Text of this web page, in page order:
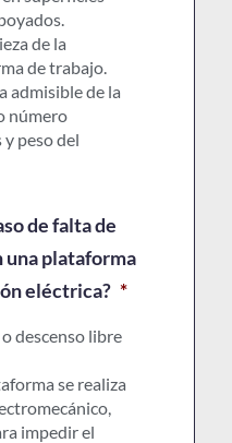
de la
de trabajo.
admisible de la
número
peso del
de falta de
plataforma
eléctrica? *
descenso libre
se realiza
impedir el